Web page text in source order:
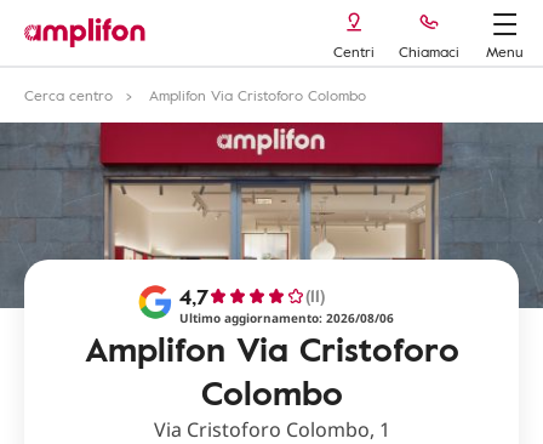
Centri Chiamaci
Menu
Cerca centro
Amplifon Via Cristoforo Colombo
Amplifon Via Cristoforo
Colombo
4,7 (11)
Ultimo aggiornamento: 2026/08/06
Via Cristoforo Colombo, 1